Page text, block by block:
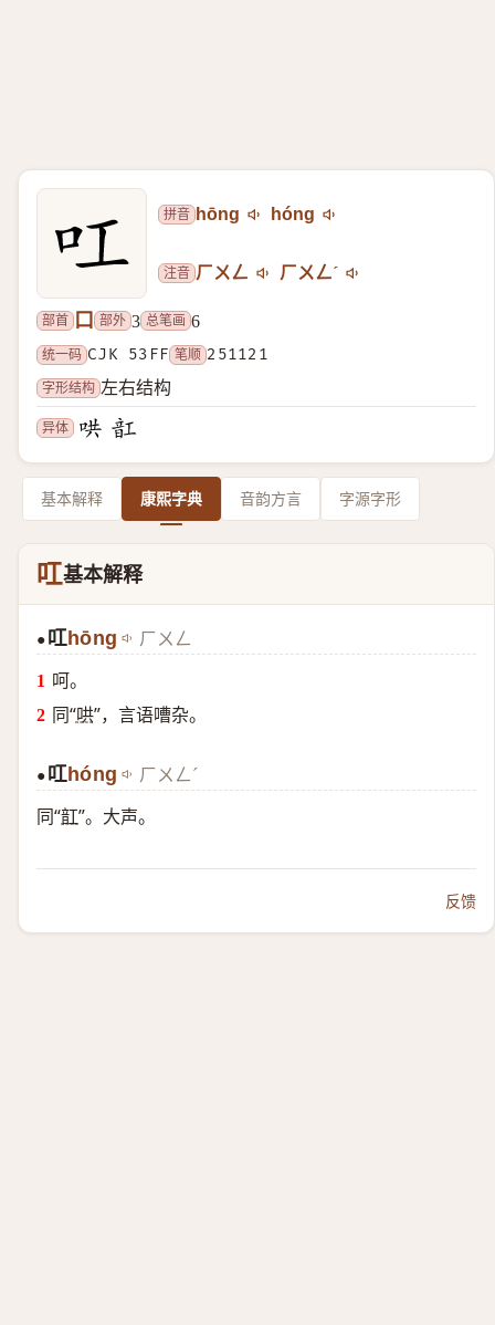
拼音 hōng hóng
注音 ㄏㄨㄥ ㄏㄨㄥˊ
部首 口 部外 3 总笔画 6
统一码 CJK 53FF 笔顺 251121
字形结构 左右结构
异体
基本解释 康熙字典 音韵方言 字源字形
叿基本解释
● 叿hōng ㄏㄨㄥ
呵。
同“哄”，言语嘈杂。
● 叿hóng ㄏㄨㄥˊ
同“䪦”。大声。
反馈